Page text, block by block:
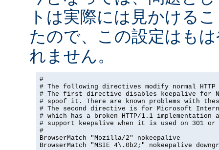
トは実際には見かける
たので、この設定はも
れません。
#
# The following directives modify normal HTTP
# The first directive disables keepalive for
# spoof it. There are known problems with
# The second directive is for Microsoft
# which has a broken HTTP/1.1 implementation
# support keepalive when it is used on 301
#
BrowserMatch "Mozilla/2" nokeepalive
BrowserMatch "MSIE 4\.0b2;" nokeepalive